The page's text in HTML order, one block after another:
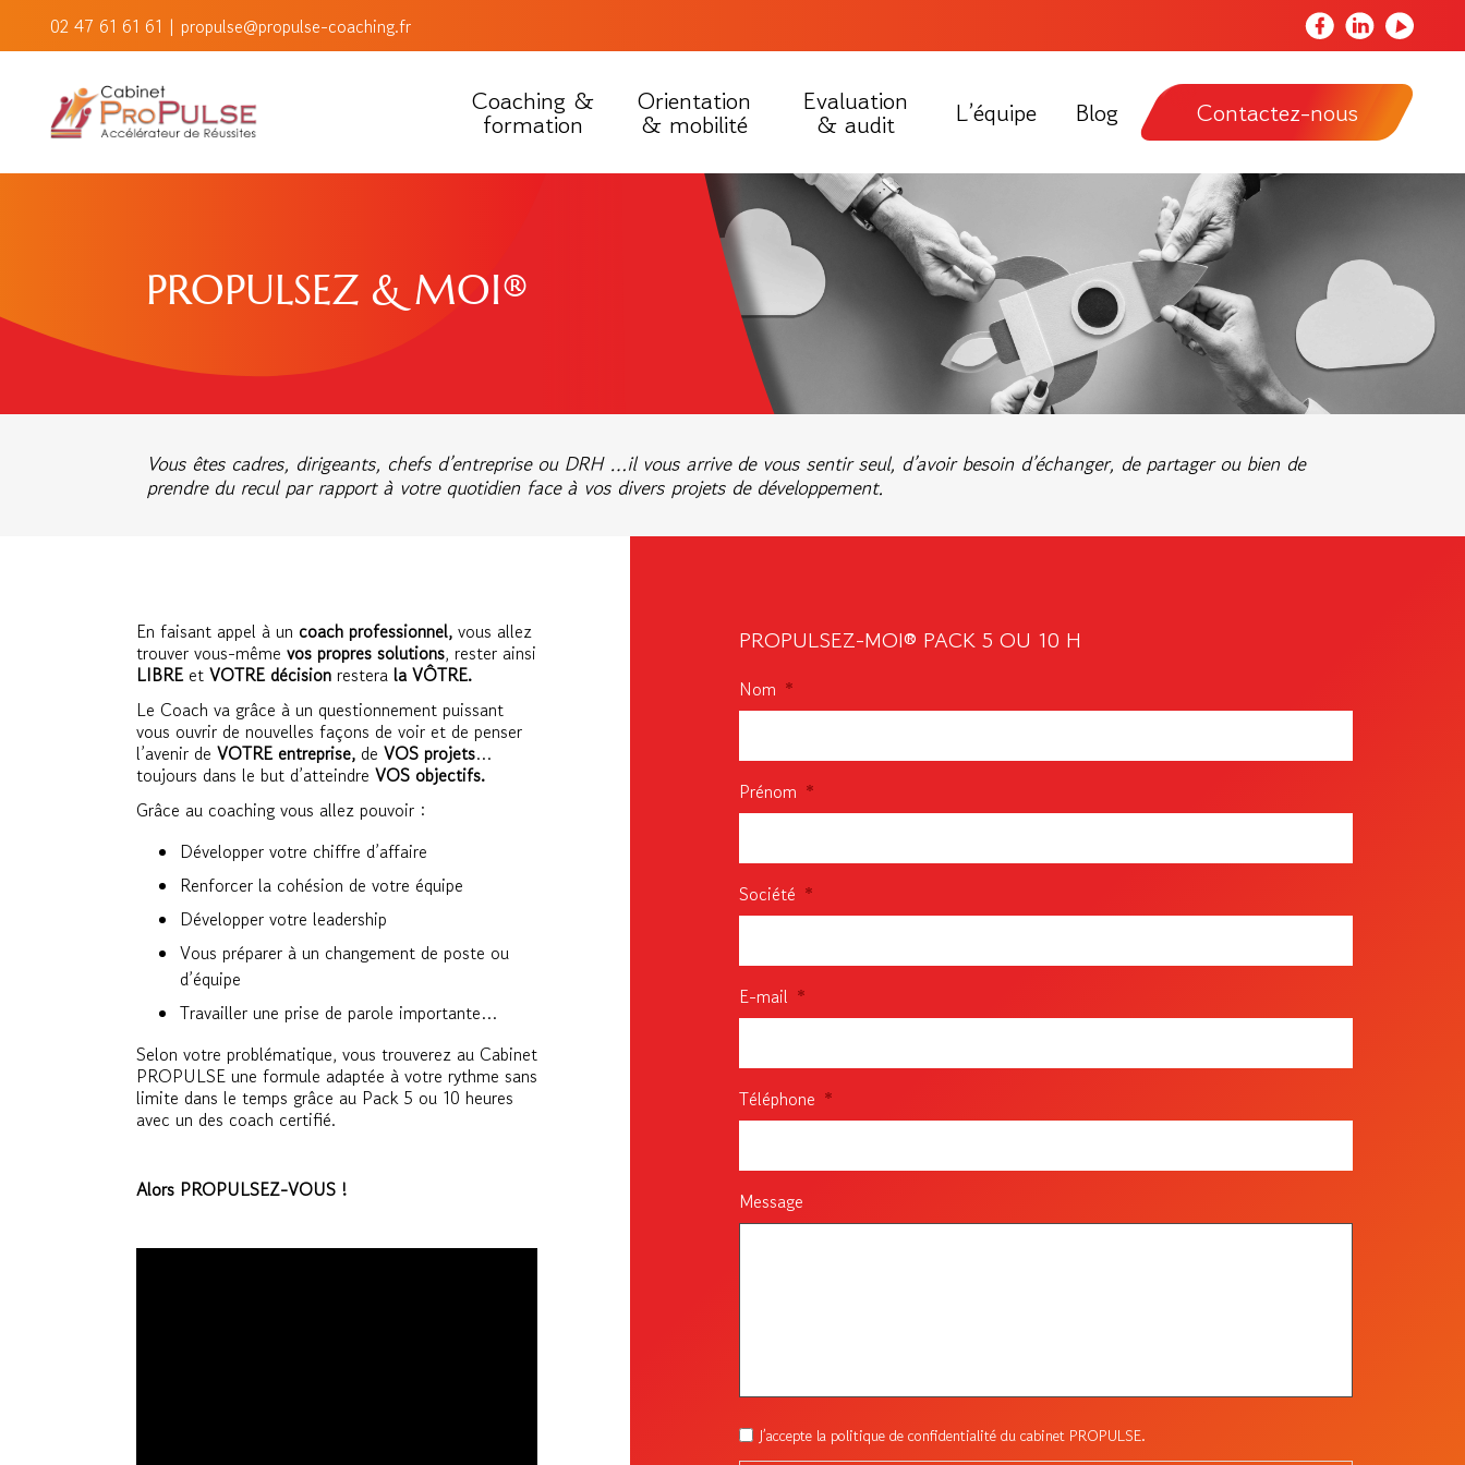
02 47 61 61 61 | propulse@propulse-coaching.fr
Notre
Facebook
Notre
LinkedIn
Notre
Youtube
Coaching &
formation
Orientation
& mobilité
Evaluation
& audit L’équipe Blog Contactez-nous
PROPULSEZ & MOI®
Vous êtes cadres, dirigeants, chefs d’entreprise ou DRH …il vous arrive de vous sentir seul, d’avoir besoin d’échanger, de partager ou bien de
prendre du recul par rapport à votre quotidien face à vos divers projets de développement.
En faisant appel à un coach professionnel,vous allez
trouver vous-même vos propres solutions, rester ainsi
LIBREet VOTRE décisionrestera la VÔTRE.
Le Coach va grâce à un questionnement puissant
vous ouvrir de nouvelles façons de voir et de penser
l’avenir de VOTRE entreprise,de VOS projets…
toujours dans le but d’atteindre VOS objectifs.
Grâce au coaching vous allez pouvoir :
Développer votre chiffre d’affaire
Renforcer la cohésion de votre équipe
Développer votre leadership
Vous préparer à un changement de poste ou
d’équipe
Travailler une prise de parole importante…
Selon votre problématique, vous trouverez au Cabinet
PROPULSE une formule adaptée à votre rythme sans
limite dans le temps grâce au Pack 5 ou 10 heures
avec un des coach certifié.
Alors PROPULSEZ-VOUS !
PROPULSEZ-MOI® PACK 5 OU 10 H
Nom *
Prénom *
Société *
E-mail *
Téléphone *
Message
RGPDJ’accepte la politique de confidentialité du cabinet PROPULSE.